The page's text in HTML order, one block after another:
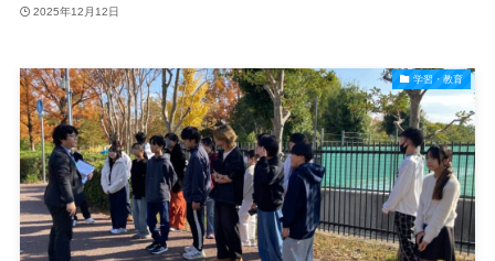
2025年12月12日
学習・教育